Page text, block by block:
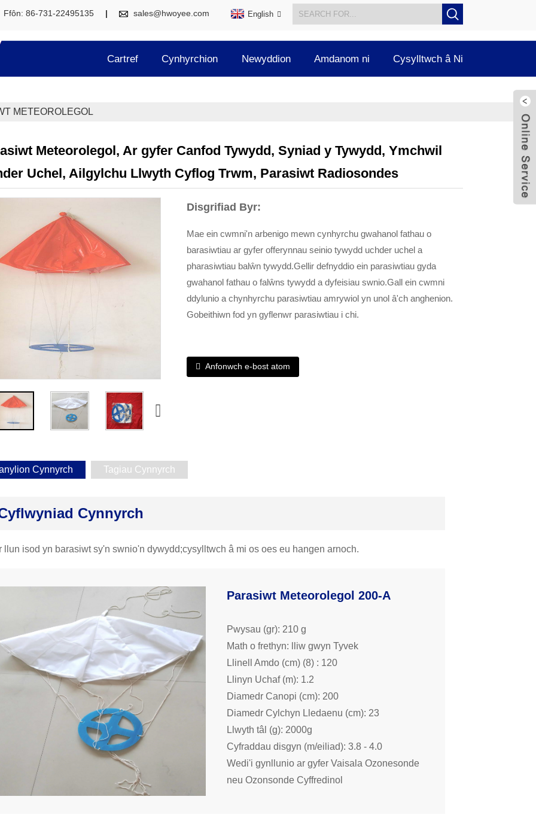
Ffôn: 86-731-22495135 sales@hwoyee.com English
Cartref Cynhyrchion Newyddion Amdanom ni Cysylltwch â Ni
METEOROLEGOL
Meteorolegol, Ar gyfer Canfod Tywydd, Syniad y Tywydd, Ymchwil
Uchel, Ailgylchu Llwyth Cyflog Trwm, Parasiwt Radiosondes
Disgrifiad Byr:
Mae ein cwmni'n arbenigo mewn cynhyrchu gwahanol fathau o
barasiwtiau ar gyfer offerynnau seinio tywydd uchder uchel a
pharasiwtiau balŵn tywydd.Gellir defnyddio ein parasiwtiau gyda
gwahanol fathau o falŵns tywydd a dyfeisiau swnio.Gall ein cwmni
ddylunio a chynhyrchu parasiwtiau amrywiol yn unol â'ch anghenion.
Gobeithiwn fod yn gyflenwr parasiwtiau i chi.
Anfonwch e-bost atom
Cynnyrch Tagiau Cynnyrch
Cynnyrch
llun isod yn barasiwt sy'n swnio'n dywydd;cysylltwch â mi os oes eu hangen arnoch.
Parasiwt Meteorolegol 200-A
Pwysau (gr): 210 g
Math o frethyn: lliw gwyn Tyvek
Llinell Amdo (cm) (8) : 120
Llinyn Uchaf (m): 1.2
Diamedr Canopi (cm): 200
Diamedr Cylchyn Lledaenu (cm): 23
Llwyth tâl (g): 2000g
Cyfraddau disgyn (m/eiliad): 3.8 - 4.0
Wedi'i gynllunio ar gyfer Vaisala Ozonesonde
neu Ozonsonde Cyffredinol